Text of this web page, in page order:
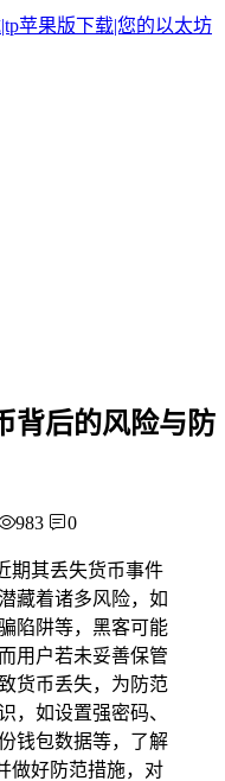
背后的风险与防
983 0
期其丢失货币事件
藏着诸多风险，如
陷阱等，黑客可能
用户若未妥善保管
货币丢失，为防范
，如设置强密码、
钱包数据等，了解
做好防范措施，对